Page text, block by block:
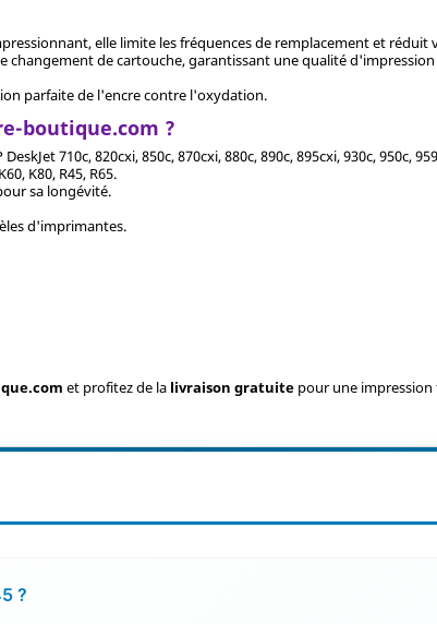
elle limite les fréquences de remplacement et réduit
changement de cartouche, garantissant une qualité
parfaite de l'encre contre l'oxydation.
boutique.com ?
710c, 820cxi, 850c, 870cxi, 880c, 890c, 895cxi, 930c, 950c,
K80, R45, R65.
sa longévité.
d'imprimantes.
et profitez de la livraison gratuite pour une
?